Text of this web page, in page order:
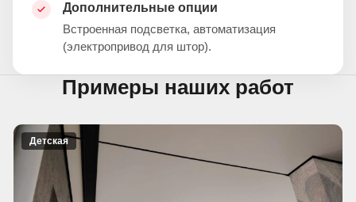
Дополнительные опции
Встроенная подсветка, автоматизация
(электропривод для штор).
Примеры наших работ
Детская